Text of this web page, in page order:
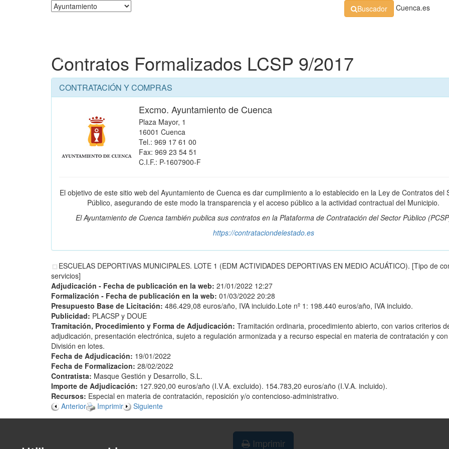
Buscador Cuenca.es
Contratos Formalizados LCSP 9/2017
CONTRATACIÓN Y COMPRAS
Excmo. Ayuntamiento de Cuenca
Plaza Mayor, 1
16001 Cuenca
Tel.: 969 17 61 00
Fax: 969 23 54 51
C.I.F.: P-1607900-F
El objetivo de este sitio web del Ayuntamiento de Cuenca es dar cumplimiento a lo establecido en la Ley de Contratos del
Público, asegurando de este modo la transparencia y el acceso público a la actividad contractual del Municipio.
El Ayuntamiento de Cuenca también publica sus contratos en la Plataforma de Contratación del Sector Público
https://contrataciondelestado.es
ESCUELAS DEPORTIVAS MUNICIPALES. LOTE 1 (EDM ACTIVIDADES DEPORTIVAS EN MEDIO ACUÁTICO). [Tipo de
servicios]
Adjudicación - Fecha de publicación en la web: 21/01/2022 12:27
Formalización - Fecha de publicación en la web: 01/03/2022 20:28
Presupuesto Base de Licitación: 486.429,08 euros/año, IVA incluido.Lote nº 1: 198.440 euros/año, IVA incluido.
Publicidad: PLACSP y DOUE
Tramitación, Procedimiento y Forma de Adjudicación: Tramitación ordinaria, procedimiento abierto, con varios criterios
adjudicación, presentación electrónica, sujeto a regulación armonizada y a recurso especial en materia de contratación y con
División en lotes.
Fecha de Adjudicación: 19/01/2022
Fecha de Formalizacion: 28/02/2022
Contratista: Masque Gestión y Desarrollo, S.L.
Importe de Adjudicación: 127.920,00 euros/año (I.V.A. excluido). 154.783,20 euros/año (I.V.A. incluido).
Recursos: Especial en materia de contratación, reposición y/o contencioso-administrativo.
Anterior
Imprimir Siguiente
Imprimir